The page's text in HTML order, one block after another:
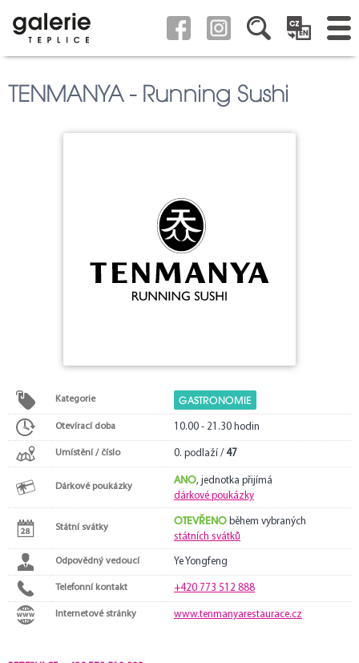
TENMANYA - Running Sushi
Kategorie GASTRONOMIE
Otevírací doba 10.00 - 21.30 hodin
Umístění / číslo 0. podlaží / 47
Dárkové poukázky ANO, jednotka přijímá
dárkové poukázky
Státní svátky OTEVŘENO během vybraných
státních svátků
Odpovědný vedoucí Ye Yongfeng
Telefonní kontakt +420 773 512 888
Internetové stránky www.tenmanyarestaurace.cz